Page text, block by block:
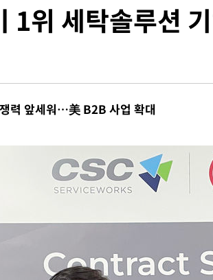
게임서 '홈팀' 일본과 한일전
낮 최고 35도' 무더위, 열대야 계속[다음주
대 논란 사과…쇄신의 기회로 삼겠다"
논란' 축구협회 "실망과 걱정 안겨드려 죄송"
원동해안 최대 150㎜ 비
방 합의 근접…美 배상 선행돼야"
주·인천 순회경선…박선원·최민희·서미화·
대 당원투표 누적 득표율 45.42%로 1위… 정
, 제주·인천 권리당원 투표 김민석 승리
'…동해안 시간당 30㎜ '강한 비'[내일날씨]
1위 세탁솔루션
력 앞세워…美 B2B 사업 확대